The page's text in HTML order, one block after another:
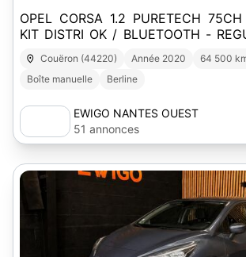
OPEL CORSA 1.2 PURETECH
KIT DISTRI OK / BLUETOOTH -
VIERGE
Couëron (44220) Année 2020 64 500
Boîte manuelle
Berline
EWIGO NANTES OUEST
51 annonces